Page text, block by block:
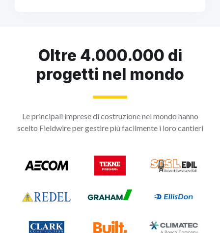
Oltre 4.000.000 di
progetti nel mondo
Le principali imprese di costruzione nel mondo hanno
scelto Fieldwire per gestire più facilmente i loro cantieri